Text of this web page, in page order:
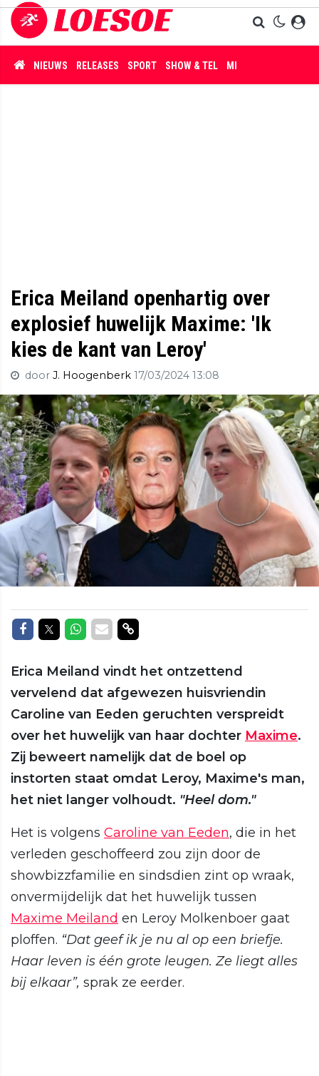
NIEUWS RELEASES SPORT SHOW & TEL MISDAAD
Erica Meiland openhartig over
explosief huwelijk Maxime: 'Ik
kies de kant van Leroy'
door J. Hoogenberk 17/03/2024 13:08
Delen op Facebook
Delen op Twitter
Delen op Whatsapp
Delen via Mail
Delen via link
Erica Meiland vindt het ontzettend
vervelend dat afgewezen huisvriendin
Caroline van Eeden geruchten verspreidt
over het huwelijk van haar dochter Maxime.
Zij beweert namelijk dat de boel op
instorten staat omdat Leroy, Maxime's man,
het niet langer volhoudt. "Heel dom."
Het is volgens Caroline van Eeden, die in het
verleden geschoffeerd zou zijn door de
showbizzfamilie en sindsdien zint op wraak,
onvermijdelijk dat het huwelijk tussen
Maxime Meiland en Leroy Molkenboer gaat
ploffen. “Dat geef ik je nu al op een briefje.
Haar leven is één grote leugen. Ze liegt alles
bij elkaar”, sprak ze eerder.